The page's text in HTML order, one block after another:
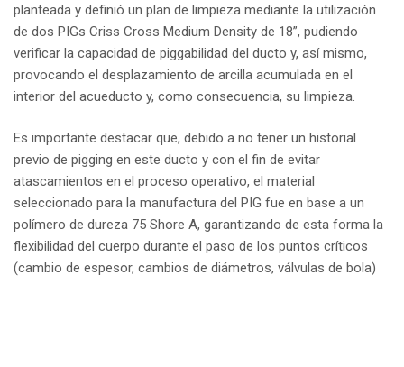
planteada y definió un plan de limpieza mediante la utilización
de dos PIGs Criss Cross Medium Density de 18”, pudiendo
verificar la capacidad de piggabilidad del ducto y, así mismo,
provocando el desplazamiento de arcilla acumulada en el
interior del acueducto y, como consecuencia, su limpieza.
Es importante destacar que, debido a no tener un historial
previo de pigging en este ducto y con el fin de evitar
atascamientos en el proceso operativo, el material
seleccionado para la manufactura del PIG fue en base a un
polímero de dureza 75 Shore A, garantizando de esta forma la
flexibilidad del cuerpo durante el paso de los puntos críticos
(cambio de espesor, cambios de diámetros, válvulas de bola)